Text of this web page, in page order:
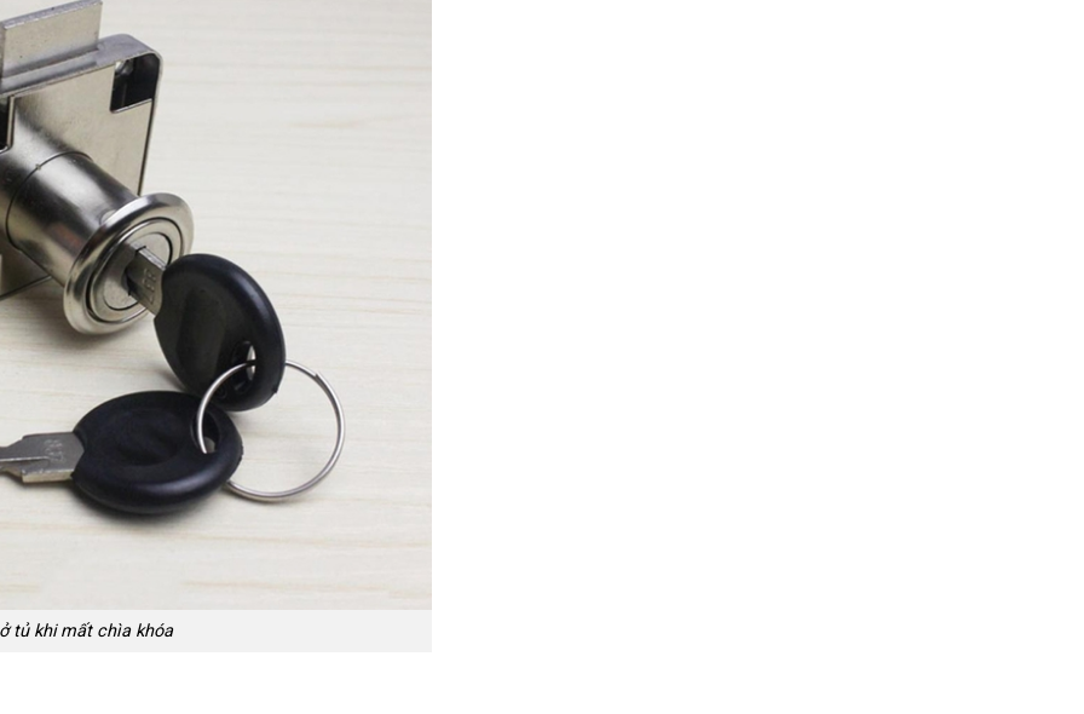
tủ khi mất chìa khóa